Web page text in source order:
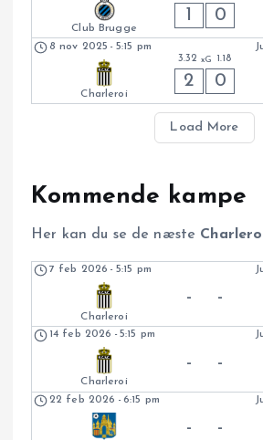
Club Brugge
1 0
8 nov 2025 - 5:15 pm
Charleroi
3.32 xG 1.18
2 0
Load More
Kommende kampe
Her kan du se de næste
7 feb 2026 - 5:15 pm
Charleroi
- -
14 feb 2026 -5:15 pm
Charleroi
- -
22 feb 2026 -6:15 pm
- -